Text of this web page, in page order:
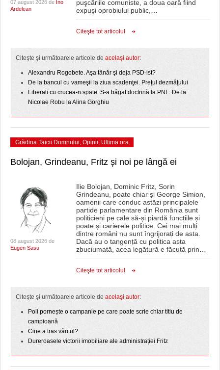
07 august 2026 de Ino
Ardelean
puşcăriile comuniste, a doua oară fiind
expuşi oprobiului public,
Citeşte tot articolul
Citeşte şi următoarele articole de acelaşi autor:
Alexandru Rogobete. Aşa tânăr şi deja PSD-ist?
De la bancul cu vameşii la ziua scadenţei. Preţul dezmăţului
Liberali cu crucea-n spate. S-a băgat doctrină la PNL. De la
Nicolae Robu la Alina Gorghiu
Grădina Taicii Domnului, Opinii, Ultima ora
Bolojan, Grindeanu, Fritz și noi pe lângă ei
08 august 2026 de
Eugen Sasu
Ilie Bolojan, Dominic Fritz, Sorin
Grindeanu, poate chiar și George Simion,
oamenii care conduc astăzi principalele
partide parlamentare din România sunt
politicieni pe cale să-și piardă funcțiile și
poate și carierele politice. Cei mai mulți
dintre români nu sunt îngrijorați de asta.
Dacă au o tangență cu politica asta
zbuciumată, acea legătură e făcută prin
Citeşte tot articolul
Citeşte şi următoarele articole de acelaşi autor:
Poli pornește o campanie pe care poate scrie chiar titlu de
campioană
Cine a tras vântul?
Dureroasele victorii imobiliare ale administrației Fritz